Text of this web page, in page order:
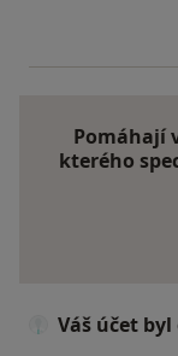
Pomáhají
kterého
Váš účet